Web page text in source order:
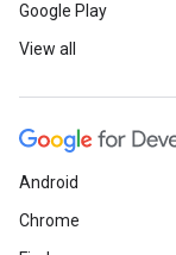
Google Play
View all
Android
Chrome